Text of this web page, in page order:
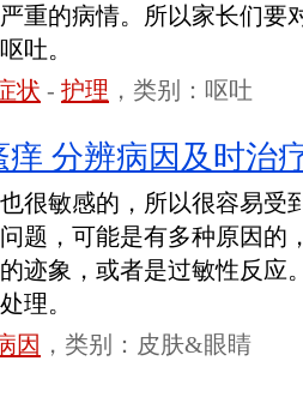
重的病情。所以家长们要
吐。
状 - 护理 ，类别：呕吐
分辨病因及时治
很敏感的，所以很容易受
题，可能是有多种原因的
迹象，或者是过敏性反应
理。
因 ，类别：皮肤&眼睛